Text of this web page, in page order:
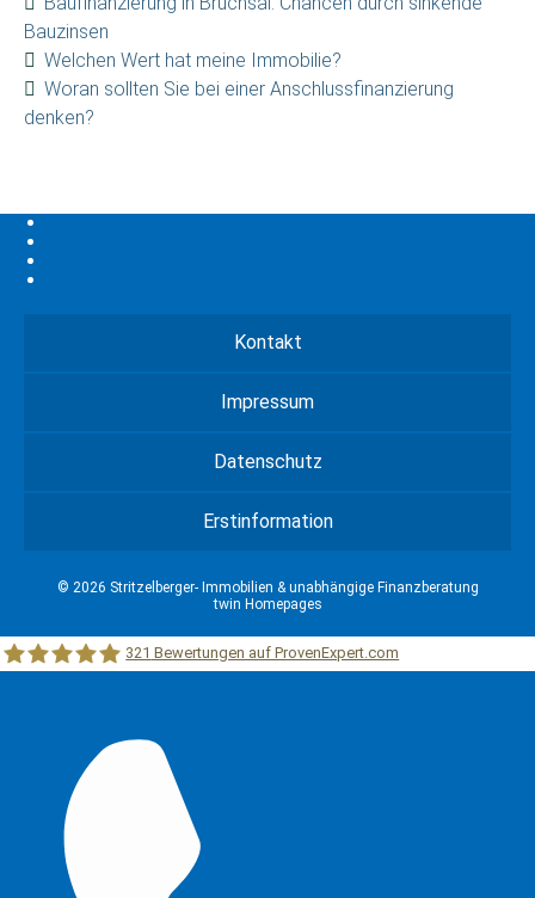
Bauzinsen
Welchen Wert hat meine Immobilie?
Woran sollten Sie bei einer Anschlussfinanzierung
denken?
Kontakt
Impressum
Datenschutz
Erstinformation
© 2026 Stritzelberger- Immobilien & unabhängige Finanzberatung
twin Homepages
321 Bewertungen auf ProvenExpert.com